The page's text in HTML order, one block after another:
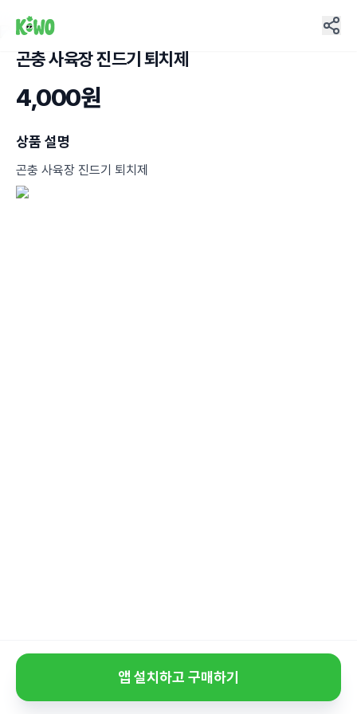
곤충 사육장 진드기 퇴치제
4,000원
상품 설명
곤충 사육장 진드기 퇴치제
앱 설치하고 구매하기